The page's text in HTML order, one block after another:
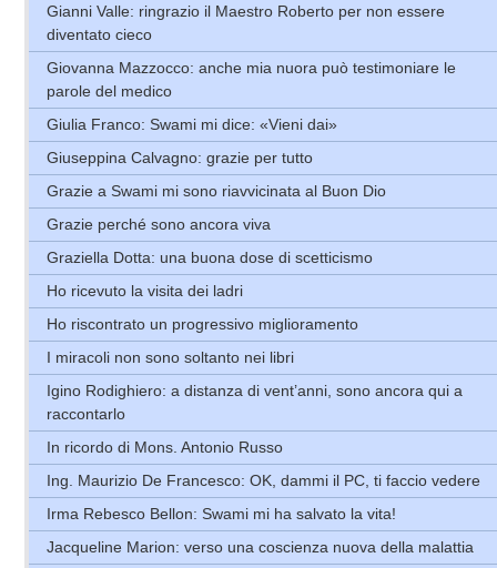
Gianni Valle: ringrazio il Maestro Roberto per non essere
diventato cieco
Giovanna Mazzocco: anche mia nuora può testimoniare le
parole del medico
Giulia Franco: Swami mi dice: «Vieni dai»
Giuseppina Calvagno: grazie per tutto
Grazie a Swami mi sono riavvicinata al Buon Dio
Grazie perché sono ancora viva
Graziella Dotta: una buona dose di scetticismo
Ho ricevuto la visita dei ladri
Ho riscontrato un progressivo miglioramento
I miracoli non sono soltanto nei libri
Igino Rodighiero: a distanza di vent’anni, sono ancora qui a
raccontarlo
In ricordo di Mons. Antonio Russo
Ing. Maurizio De Francesco: OK, dammi il PC, ti faccio vedere
Irma Rebesco Bellon: Swami mi ha salvato la vita!
Jacqueline Marion: verso una coscienza nuova della malattia